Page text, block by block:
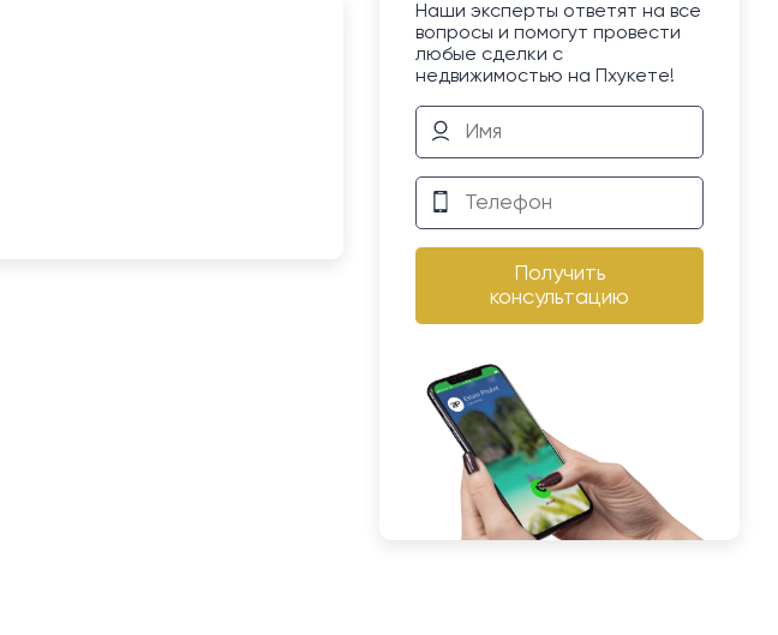
Наши эксперты ответят на все
вопросы и помогут провести
любые сделки с
недвижимостью на Пхукете!
Получить
консультацию